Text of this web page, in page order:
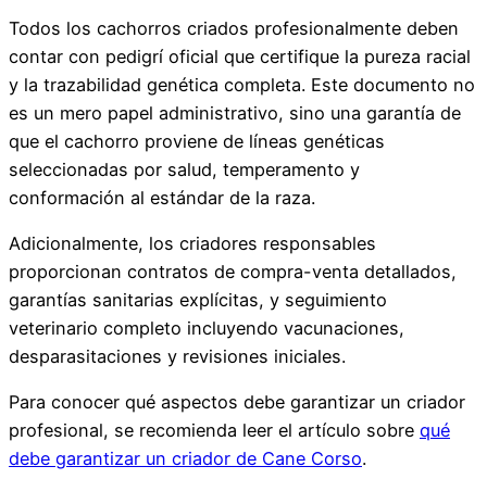
Todos los cachorros criados profesionalmente deben
contar con pedigrí oficial que certifique la pureza racial
y la trazabilidad genética completa. Este documento no
es un mero papel administrativo, sino una garantía de
que el cachorro proviene de líneas genéticas
seleccionadas por salud, temperamento y
conformación al estándar de la raza.
Adicionalmente, los criadores responsables
proporcionan contratos de compra-venta detallados,
garantías sanitarias explícitas, y seguimiento
veterinario completo incluyendo vacunaciones,
desparasitaciones y revisiones iniciales.
Para conocer qué aspectos debe garantizar un criador
profesional, se recomienda leer el artículo sobre qué
debe garantizar un criador de Cane Corso.